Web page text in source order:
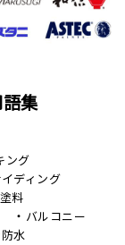
集
ング
ディング
料
バルコニー
水